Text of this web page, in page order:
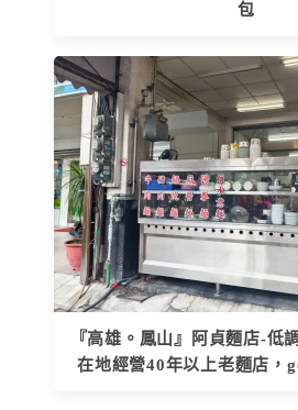
包
『高雄。鳳山』阿貞麵店-低
在地經營40年以上老麵店，